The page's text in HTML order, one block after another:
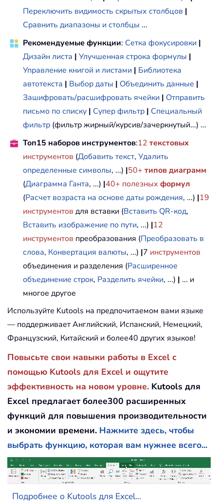
Переключить видимость скрытых столбцов |
Сравнить диапазоны и столбцы ...
Рекомендуемые функции: Сетка фокусировки |
Дизайн листа | Улучшенная строка формулы |
Управление книгой и листами | Библиотека
автотекста | Выбор даты | Объединить данные |
Зашифровать/расшифровать ячейки | Отправить
письмо по списку | Супер фильтр | Специальный
фильтр (фильтр жирный/курсив/зачеркнутый...) ...
Топ15 наборов инструментов:12 текстовых
инструментов (Добавить текст, Удалить
определенные символы, ...) |50+ типов диаграмм
(Диаграмма Ганта, ...) |40+ полезных формул
(Расчет возраста на основе даты рождения, ...) |19
инструментов для вставки (Вставить QR-код,
Вставить изображение по пути, ...) |12
инструментов преобразования (Преобразовать в
слова, Конвертация валюты, ...) |7 инструментов
объединения и разделения (Расширенное
объединение строк, Разделить ячейки, ...) | ... и
многое другое
Используйте Kutools на предпочитаемом вами языке
— поддерживает Английский, Испанский, Немецкий,
Французский, Китайский и более40 других языков!
Повысьте свои навыки работы в Excel с
помощью Kutools для Excel и ощутите
эффективность на новом уровне. Kutools для
Excel предлагает более300 расширенных
функций для повышения производительности
и экономии времени. Нажмите здесь, чтобы
выбрать функцию, которая вам нужнее всего...
Подробнее о Kutools для Excel...